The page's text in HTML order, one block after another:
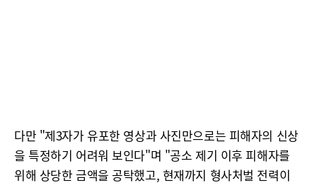
다만 "제3자가 유포한 영상과 사진만으로는 피해자의 신상
을 특정하기 어려워 보인다"며 "공소 제기 이후 피해자를
위해 상당한 금액을 공탁했고, 현재까지 형사처벌 전력이